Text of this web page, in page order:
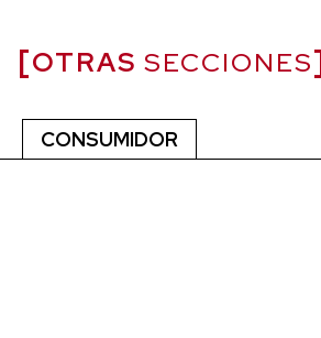
OTRAS SECCIONES
CONSUMIDOR